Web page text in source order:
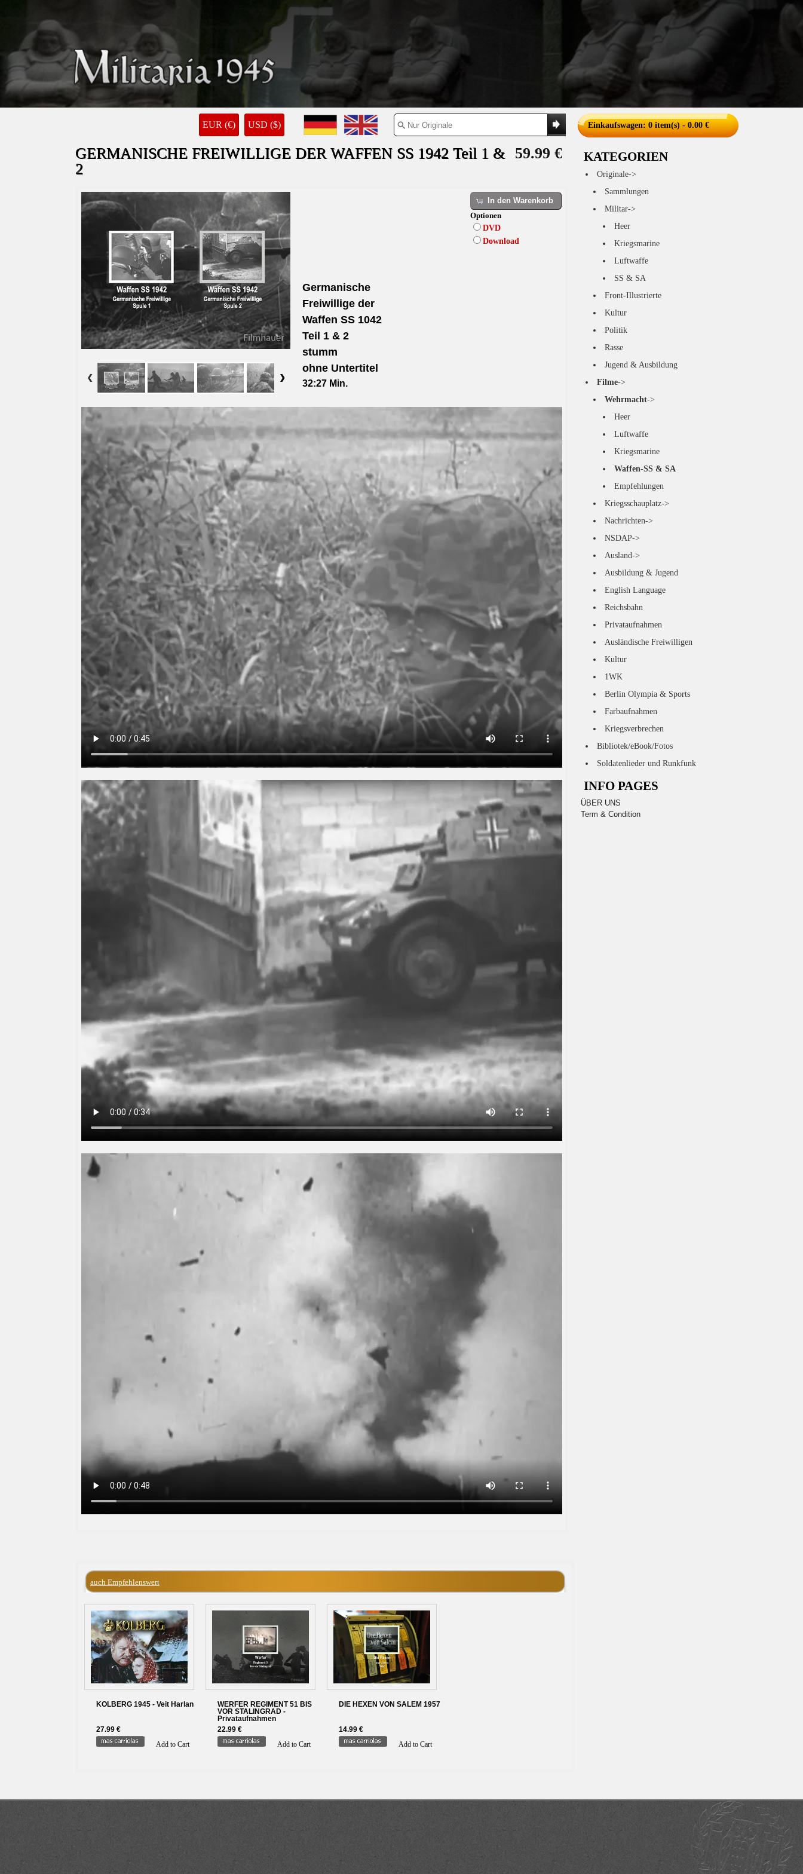
EUR (€) USD ($)
59.99 €
GERMANISCHE FREIWILLIGE DER WAFFEN SS 1942 Teil 1 &
2
In den Warenkorb
Optionen
DVD
Download
Germanische
Freiwillige der
Waffen SS 1042
Teil 1 & 2
stumm
ohne Untertitel
32:27 Min.
auch Empfehlenswert
KOLBERG 1945 - Veit Harlan
27.99 €
Add to Cart
WERFER REGIMENT 51 BIS
VOR STALINGRAD -
Privataufnahmen
22.99 €
Add to Cart
DIE HEXEN VON SALEM 1957
14.99 €
Add to Cart
Einkaufswagen: 0 item(s) - 0.00 €
KATEGORIEN
Originale->
Sammlungen
Militar->
Heer
Kriegsmarine
Luftwaffe
SS & SA
Front-Illustrierte
Kultur
Politik
Rasse
Jugend & Ausbildung
Filme->
Wehrmacht->
Heer
Luftwaffe
Kriegsmarine
Waffen-SS & SA
Empfehlungen
Kriegsschauplatz->
Nachrichten->
NSDAP->
Ausland->
Ausbildung & Jugend
English Language
Reichsbahn
Privataufnahmen
Ausländische Freiwilligen
Kultur
1WK
Berlin Olympia & Sports
Farbaufnahmen
Kriegsverbrechen
Bibliotek/eBook/Fotos
Soldatenlieder und Runkfunk
INFO PAGES
ÜBER UNS
Term & Condition